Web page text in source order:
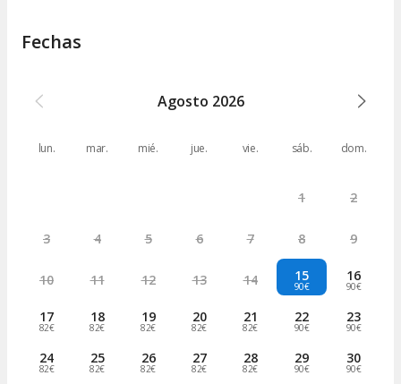
Fechas
Agosto 2026
lun. mar. mié. jue. vie. sáb. dom.
1 2
3 4 5 6 7 8 9
10 11 12 13 14 15
90€
16
90€
17
82€
18
82€
19
82€
20
82€
21
82€
22
90€
23
90€
24
82€
25
82€
26
82€
27
82€
28
82€
29
90€
30
90€